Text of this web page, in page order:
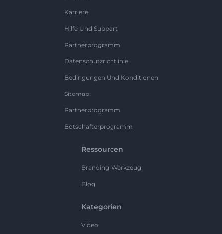
Karriere
Hilfe Und Support
Partnerprogramm
Datenschutzrichtlinie
Bedingungen Und Konditionen
Sitemap
Partnerprogramm
Botschafterprogramm
Ressourcen
Branding-Werkzeug
Blog
Kategorien
Video